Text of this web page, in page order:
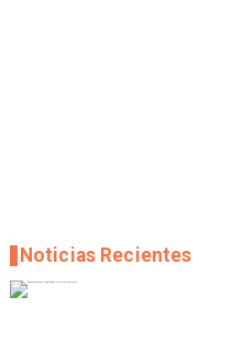
Noticias Recientes